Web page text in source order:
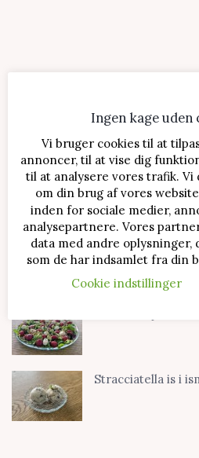
SENESTE OPSKRIFTER
Jordbærtærte
Klassisk
Stracciatella is i
Ingen kage uden
Vi bruger cookies til at
annoncer, til at vise dig
til at analysere vores trafik. Vi
om din brug af vores
inden for sociale medier,
analysepartnere. Vores
data med andre oplysninger,
som de har indsamlet fra din
Cookie indstillinger